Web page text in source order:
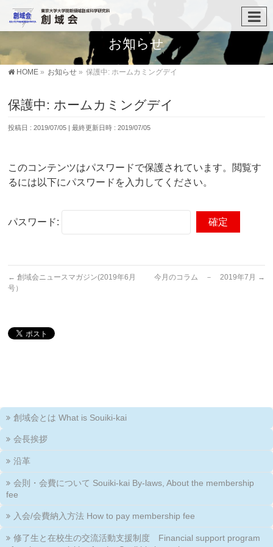
お知らせ
HOME » お知らせ » 保護中: ホームカミングデイ
保護中: ホームカミングデイ
投稿日 : 2019/07/05 最終更新日時 : 2019/07/05
このコンテンツはパスワードで保護されています。閲覧す
るには以下にパスワードを入力してください。
パスワード:
← 創域会ニュースマガジン(2019年6月
号）
今月のコラム － 2019年7月 →
創域会とは What is Souiki-kai
会長挨拶
沿革
会則・会費について Souiki-kai By-laws, About the membership
fee
入会/会費納入方法 How to pay membership fee
修了生と在校生の交流活動支援制度 Financial support program